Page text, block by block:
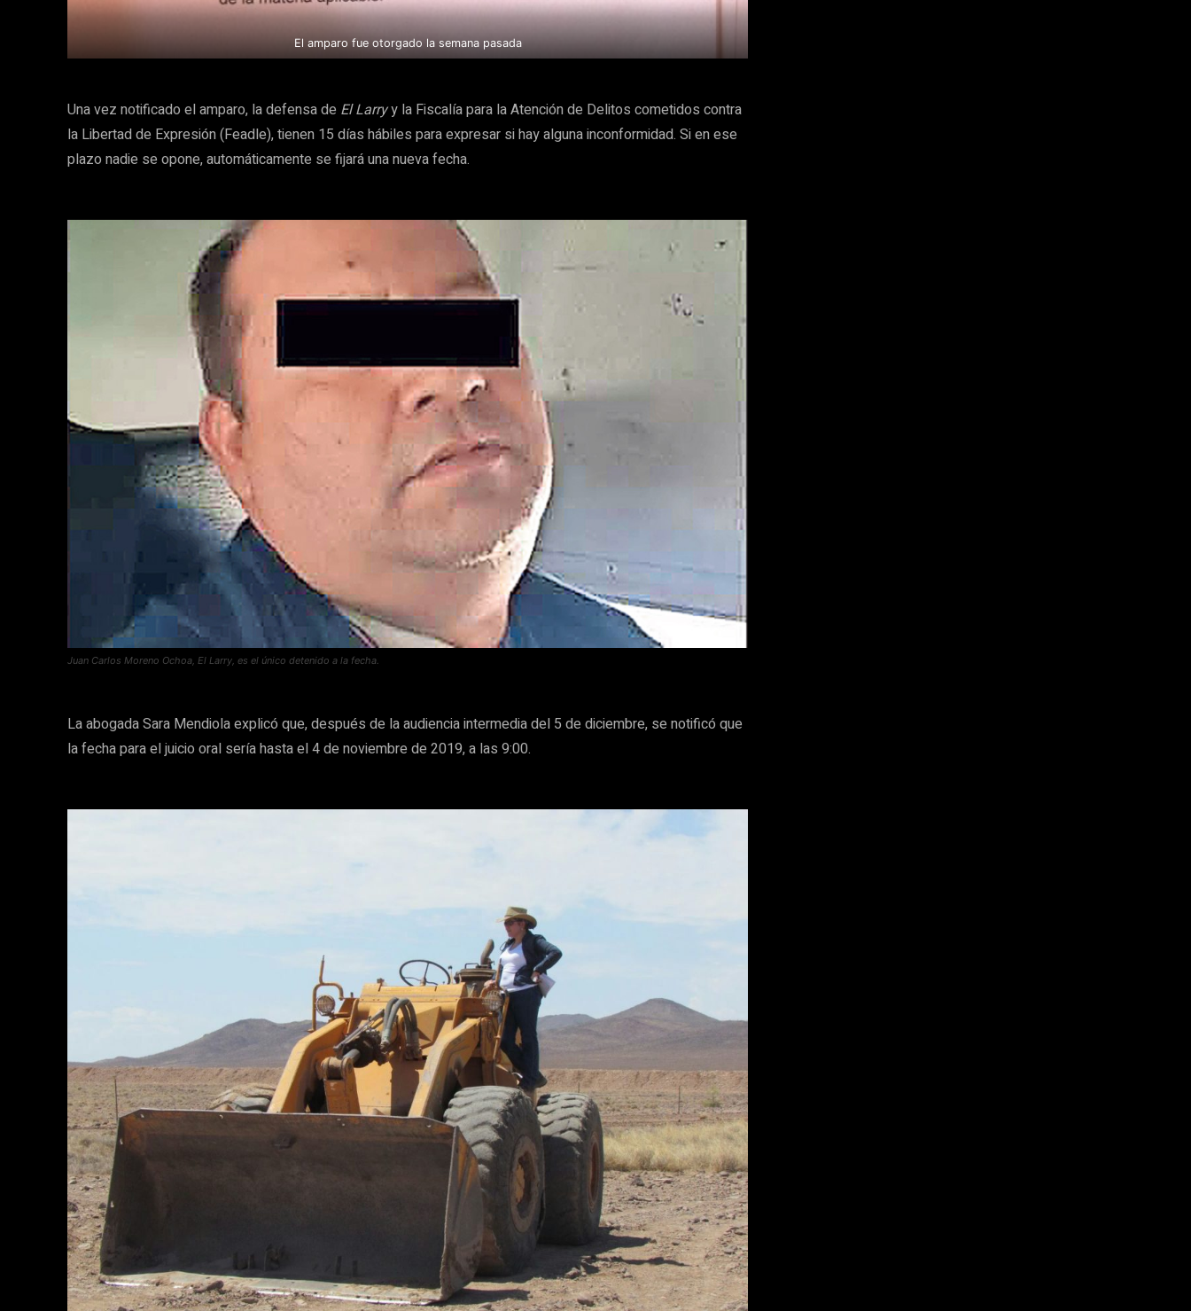
El amparo fue otorgado la semana pasada
Una vez notificado el amparo, la defensa de El Larryy la Fiscalía para la Atención de Delitos cometidos contra
la Libertad de Expresión (Feadle), tienen 15 días hábiles para expresar si hay alguna inconformidad. Si en ese
plazo nadie se opone, automáticamente se fijará una nueva fecha.
Juan Carlos Moreno Ochoa, El Larry, es el único detenido a la fecha.
La abogada Sara Mendiola explicó que, después de la audiencia intermedia del 5 de diciembre, se notificó que
la fecha para el juicio oral sería hasta el 4 de noviembre de 2019, a las 9:00.